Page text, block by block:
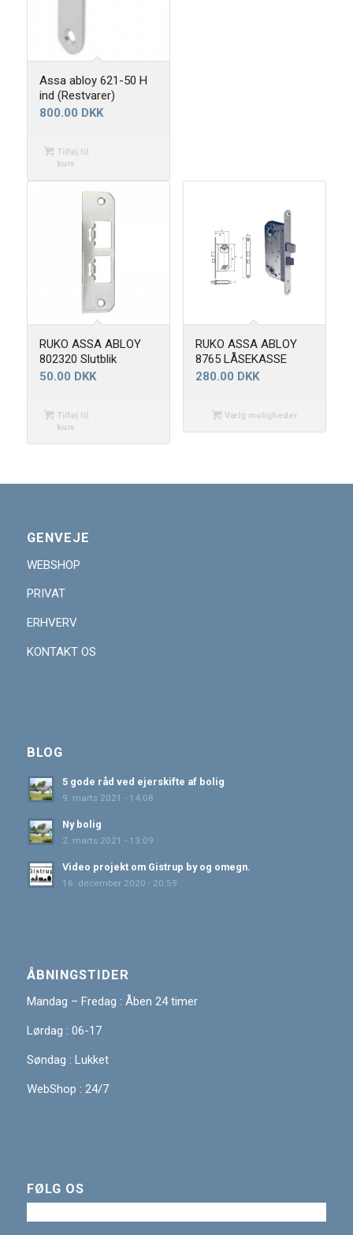
Assa abloy 621-50 H
ind (Restvarer)
800.00 DKK
Tilføj til
kurv
RUKO ASSA ABLOY
802320 Slutblik
50.00 DKK
Tilføj til
kurv
RUKO ASSA ABLOY
8765 LÅSEKASSE
280.00 DKK
Vælg muligheder
GENVEJE
WEBSHOP
PRIVAT
ERHVERV
KONTAKT OS
BLOG
5 gode råd ved ejerskifte af bolig
9. marts 2021 - 14:08
Ny bolig
2. marts 2021 - 13:09
Video projekt om Gistrup by og omegn.
16. december 2020 - 20:59
ÅBNINGSTIDER
Mandag – Fredag : Åben 24 timer
Lørdag : 06-17
Søndag : Lukket
WebShop : 24/7
FØLG OS